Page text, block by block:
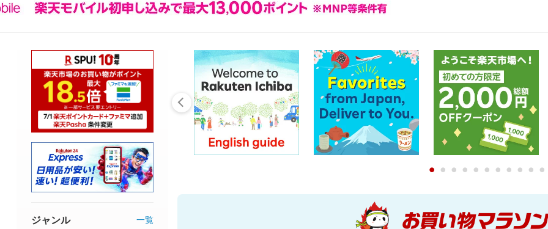
0 1 2 3 4 5 6 7 8 9
ジャンル 一覧